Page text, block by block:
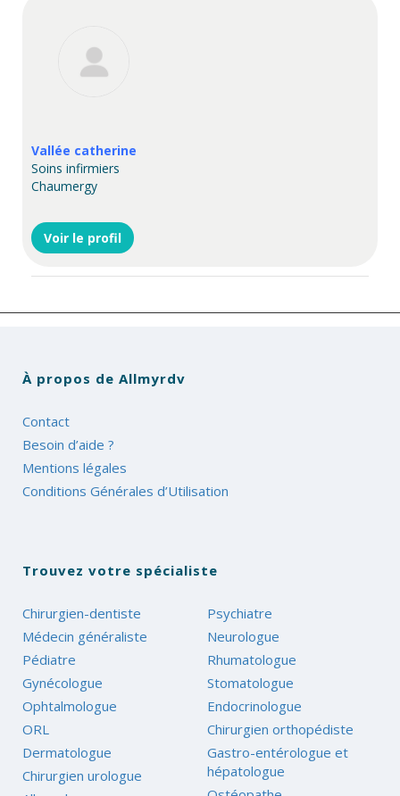
Vallée catherine
Soins infirmiers
Chaumergy
Voir le profil
À propos de Allmyrdv
Contact
Besoin d’aide ?
Mentions légales
Conditions Générales d’Utilisation
Trouvez votre spécialiste
Chirurgien-dentiste
Médecin généraliste
Pédiatre
Gynécologue
Ophtalmologue
ORL
Dermatologue
Chirurgien urologue
Psychiatre
Neurologue
Rhumatologue
Stomatologue
Endocrinologue
Chirurgien orthopédiste
Gastro-entérologue et
hépatologue